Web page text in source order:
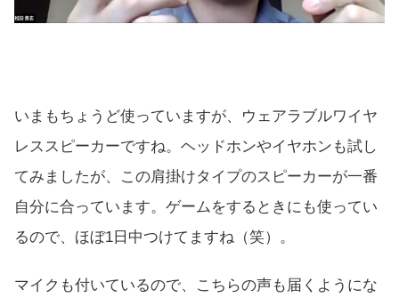
いまもちょうど使っていますが、ウェアラブルワイヤ
レススピーカーですね。ヘッドホンやイヤホンも試し
てみましたが、この肩掛けタイプのスピーカーが一番
自分に合っています。ゲームをするときにも使ってい
るので、ほぼ1日中つけてますね（笑）。
マイクも付いているので、こちらの声も届くようにな